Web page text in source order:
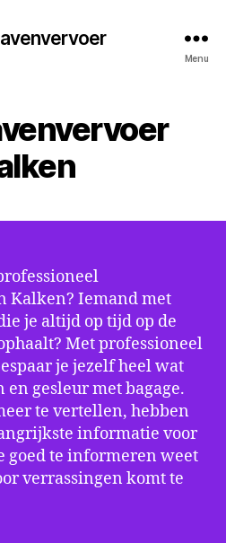
Menu
Kalken? Iemand met
je altijd op tijd op de
Met professioneel
je jezelf heel wat
gesleur met bagage.
te vertellen, hebben
informatie voor
goed te informeren weet
verrassingen komt te